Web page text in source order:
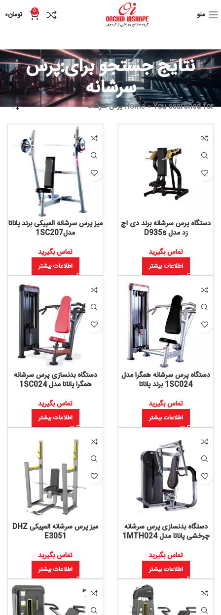
منو 0 تومان۰
نتایج جستجو برای:پرس
سرشانه
Home»You searched for پرس سرشانه
دستگاه پرس سرشانه برند دی اچ
زد مدل D935s
تماس بگیرید
اطلاعات بیشتر
میز پرس سرشانه المپیکی برند پاناتا
مدل1SC207
تماس بگیرید
اطلاعات بیشتر
دستگاه پرس سرشانه همگرا مدل
1SC024 برند پاناتا
تماس بگیرید
اطلاعات بیشتر
دستگاه بدنسازی پرس سرشانه
همگرا پاناتا مدل 1SC024
تماس بگیرید
اطلاعات بیشتر
دستگاه بدنسازی پرس سرشانه
چرخشی پاناتا مدل 1MTH024
تماس بگیرید
اطلاعات بیشتر
میز پرس سرشانه المپیکی DHZ
E3051
تماس بگیرید
اطلاعات بیشتر
اتمام مو
جودی